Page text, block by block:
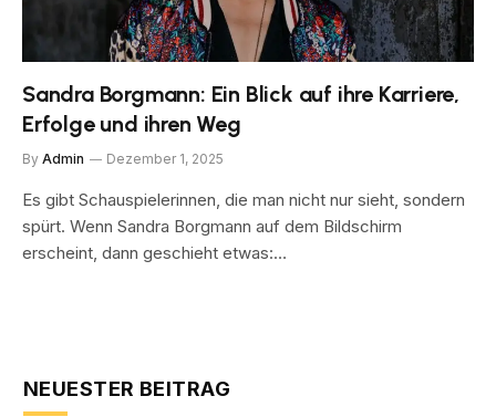
Sandra Borgmann: Ein Blick auf ihre Karriere,
Erfolge und ihren Weg
By Admin Dezember 1, 2025
Es gibt Schauspielerinnen, die man nicht nur sieht, sondern
spürt. Wenn Sandra Borgmann auf dem Bildschirm
erscheint, dann geschieht etwas:…
NEUESTER BEITRAG